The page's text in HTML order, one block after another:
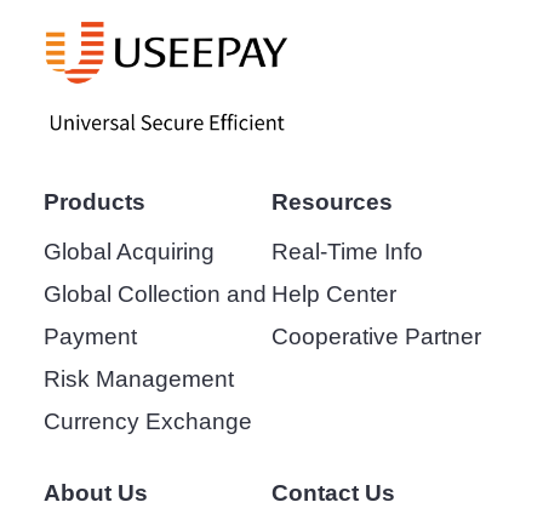
Products
Global Acquiring
Global Collection and
Payment
Risk Management
Currency Exchange
Resources
Real-Time Info
Help Center
Cooperative Partner
About Us
Contact Us